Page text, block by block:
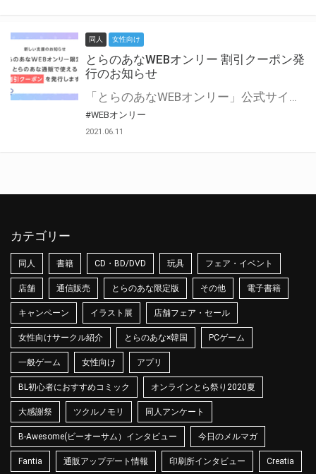
同人 女性向け
とらのあなWEBオンリー 割引クーポン発
行のお知らせ
「とらのあなWEBオンリー」公式サイトでとらのあな通販の「割引クーポン」を配布中！ イベントごとに開催当日限定で使える割引クーポンのシリアルコードを発行します。 とらのあなWEBオンリーのページをチェックして、イベント当日にお得にお買い物を楽しみましょう♪ ※本キャンペーンは予告なく終了する場合がございます。 とらのあなWEBオンリーサイトはこちら
#WEBオンリー
2021.06.11
カテゴリー
同人 書籍 CD・BD/DVD 玩具 フェア・イベント
店舗 通信販売 とらのあな限定版 その他 電子書籍
キャンペーン イラスト展 店舗フェア・セール
女性向けサークル紹介 とらのあな×韓国 PCゲーム
一般ゲーム 女性向け アプリ
BL初心者におすすめコミック オンラインとら祭り2020夏
大感謝祭 ツクルノモリ 同人アンケート
B-Awesome(ビーオーサム）インタビュー 今日のメルマガ
Fantia 通販アップデート情報 印刷所インタビュー Creatia